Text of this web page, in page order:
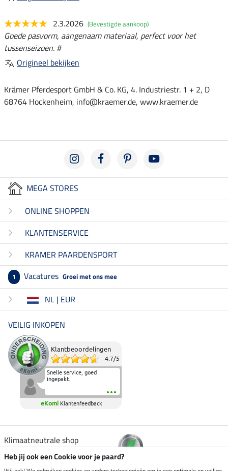
2.3.2026 (Bevestigde aankoop)
Goede pasvorm, aangenaam materiaal, perfect voor het
tussenseizoen. #
Origineel bekijken
Krämer Pferdesport GmbH & Co. KG, 4. Industriestr. 1 + 2, D
68764 Hockenheim, info@kraemer.de, www.kraemer.de
MEGA STORES
ONLINE SHOPPEN
KLANTENSERVICE
KRAMER PAARDENSPORT
1 Vacatures Groei met ons mee
NL | EUR
VEILIG INKOPEN
Klantbeoordelingen
4.7/5
Snelle service, goed
ingepakt.
eKomi Klantenfeedback
Klimaatneutrale shop
Heb jij ook een Cookie voor je paard?